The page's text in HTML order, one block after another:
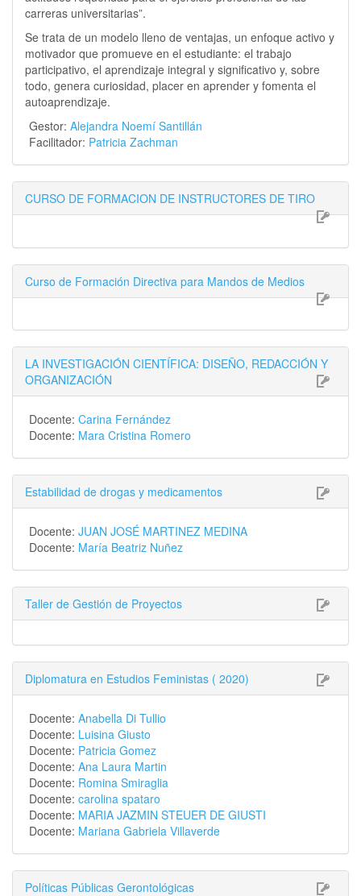
carreras universitarias”.
Se trata de un modelo lleno de ventajas, un enfoque activo y
motivador que promueve en el estudiante: el trabajo
participativo, el aprendizaje integral y significativo y, sobre
todo, genera curiosidad, placer en aprender y fomenta el
autoaprendizaje.
Gestor: Alejandra Noemí Santillán
Facilitador: Patricia Zachman
CURSO DE FORMACION DE INSTRUCTORES DE TIRO
Curso de Formación Directiva para Mandos de Medios
LA INVESTIGACIÓN CIENTÍFICA: DISEÑO, REDACCIÓN Y
ORGANIZACIÓN
Docente: Carina Fernández
Docente: Mara Cristina Romero
Estabilidad de drogas y medicamentos
Docente: JUAN JOSÉ MARTINEZ MEDINA
Docente: María Beatriz Nuñez
Taller de Gestión de Proyectos
Diplomatura en Estudios Feministas ( 2020)
Docente: Anabella Di Tullio
Docente: Luisina Giusto
Docente: Patricia Gomez
Docente: Ana Laura Martin
Docente: Romina Smiraglia
Docente: carolina spataro
Docente: MARIA JAZMIN STEUER DE GIUSTI
Docente: Mariana Gabriela Villaverde
Políticas Públicas Gerontológicas